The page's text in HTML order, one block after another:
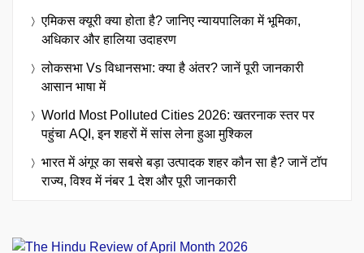
एमिकस क्यूरी क्या होता है? जानिए न्यायपालिका में भूमिका,
अधिकार और हालिया उदाहरण
लोकसभा Vs विधानसभा: क्या है अंतर? जानें पूरी जानकारी
आसान भाषा में
World Most Polluted Cities 2026: खतरनाक स्तर पर
पहुंचा AQI, इन शहरों में सांस लेना हुआ मुश्किल
भारत में अंगूर का सबसे बड़ा उत्पादक शहर कौन सा है? जानें टॉप
राज्य, विश्व में नंबर 1 देश और पूरी जानकारी